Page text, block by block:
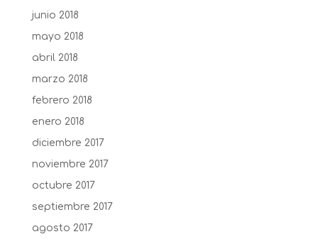
junio 2018
mayo 2018
abril 2018
marzo 2018
febrero 2018
enero 2018
diciembre 2017
noviembre 2017
octubre 2017
septiembre 2017
agosto 2017